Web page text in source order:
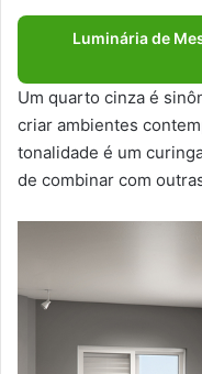
Luminária de
Um quarto cinza é
criar ambientes
tonalidade é um
de combinar com